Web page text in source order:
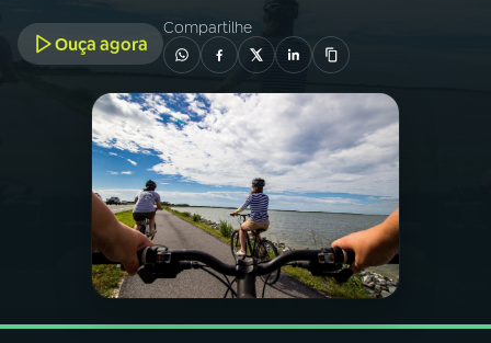
A RÁDIO
PROGRAMAÇÃO
PROGRAMAS
PODCASTS
Ouça agora
Compartilhe